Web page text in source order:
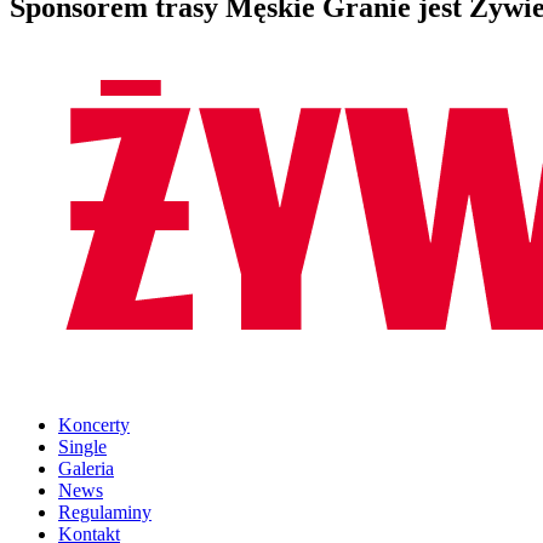
Sponsorem trasy Męskie Granie jest
Koncerty
Single
Galeria
News
Regulaminy
Kontakt